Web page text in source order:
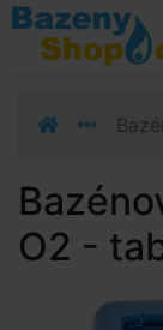
Přejít k
Přejít na
Přejít k
O2 -